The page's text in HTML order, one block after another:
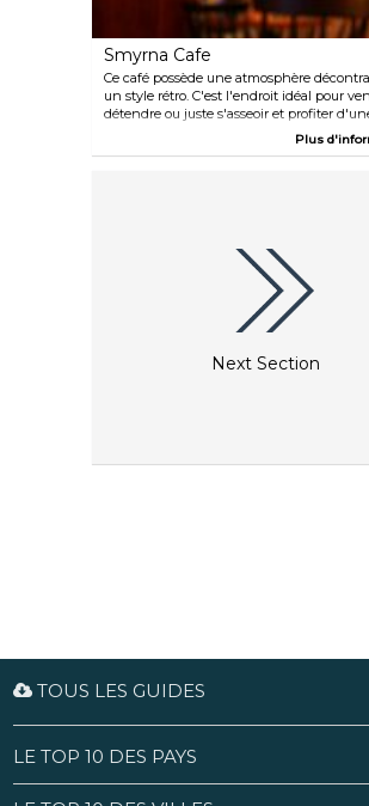
Smyrna Cafe
Ce café possède une atmosphère
un style rétro. C'est l'endroit idéal pour
détendre ou juste s'asseoir et profiter
Plus
Next Section
TOUS LES GUIDES
LE TOP 10 DES PAYS